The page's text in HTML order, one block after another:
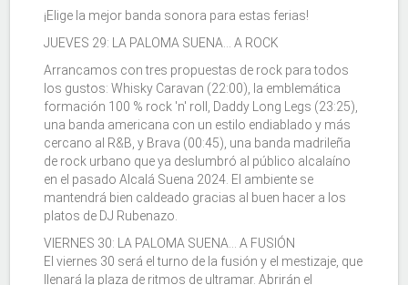
¡Elige la mejor banda sonora para estas ferias!
JUEVES 29: LA PALOMA SUENA... A ROCK
Arrancamos con tres propuestas de rock para todos
los gustos: Whisky Caravan (22:00), la emblemática
formación 100 % rock 'n' roll, Daddy Long Legs (23:25),
una banda americana con un estilo endiablado y más
cercano al R&B, y Brava (00:45), una banda madrileña
de rock urbano que ya deslumbró al público alcalaíno
en el pasado Alcalá Suena 2024. El ambiente se
mantendrá bien caldeado gracias al buen hacer a los
platos de DJ Rubenazo.
VIERNES 30: LA PALOMA SUENA... A FUSIÓN
El viernes 30 será el turno de la fusión y el mestizaje, que
llenará la plaza de ritmos de ultramar. Abrirán el